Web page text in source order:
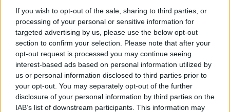
If you wish to opt-out of the sale, sharing to third parties, or
processing of your personal or sensitive information for
targeted advertising by us, please use the below opt-out
section to confirm your selection. Please note that after your
opt-out request is processed you may continue seeing
interest-based ads based on personal information utilized by
us or personal information disclosed to third parties prior to
your opt-out. You may separately opt-out of the further
disclosure of your personal information by third parties on the
IAB’s list of downstream participants. This information may
Θύρα SIGMA 30.04.17